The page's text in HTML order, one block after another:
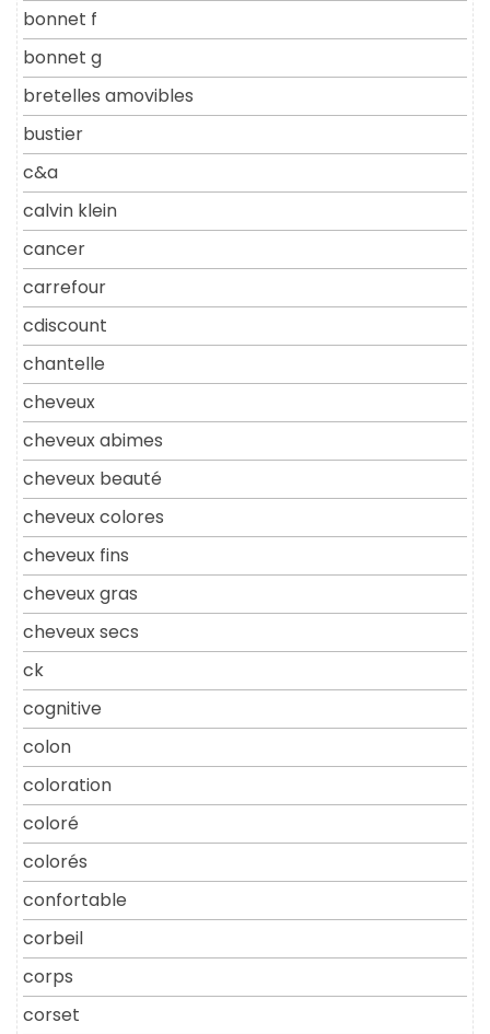
bonnet f
bonnet g
bretelles amovibles
bustier
c&a
calvin klein
cancer
carrefour
cdiscount
chantelle
cheveux
cheveux abimes
cheveux beauté
cheveux colores
cheveux fins
cheveux gras
cheveux secs
ck
cognitive
colon
coloration
coloré
colorés
confortable
corbeil
corps
corset